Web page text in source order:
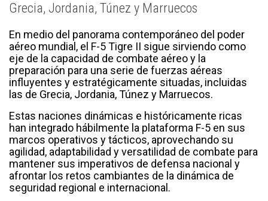
Grecia, Jordania, Túnez y Marruecos
En medio del panorama contemporáneo del poder
aéreo mundial, el F-5 Tigre II sigue sirviendo como
eje de la capacidad de combate aéreo y la
preparación para una serie de fuerzas aéreas
influyentes y estratégicamente situadas, incluidas
las de Grecia, Jordania, Túnez y Marruecos.
Estas naciones dinámicas e históricamente ricas
han integrado hábilmente la plataforma F-5 en sus
marcos operativos y tácticos, aprovechando su
agilidad, adaptabilidad y versatilidad de combate para
mantener sus imperativos de defensa nacional y
afrontar los retos cambiantes de la dinámica de
seguridad regional e internacional.